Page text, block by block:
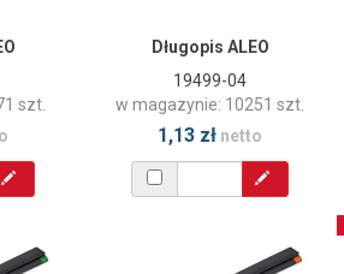
szt.
Długopis ALEO
19499-04
w magazynie: 10251 szt.
1,13 zł netto